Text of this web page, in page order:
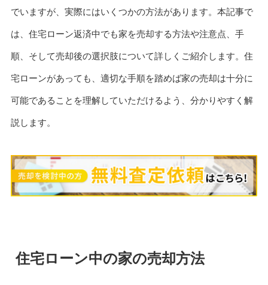
でいますが、実際にはいくつかの方法があります。本記事で
は、住宅ローン返済中でも家を売却する方法や注意点、手
順、そして売却後の選択肢について詳しくご紹介します。住
宅ローンがあっても、適切な手順を踏めば家の売却は十分に
可能であることを理解していただけるよう、分かりやすく解
説します。
住宅ローン中の家の売却方法